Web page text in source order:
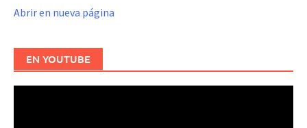
Abrir en nueva página
EN YOUTUBE